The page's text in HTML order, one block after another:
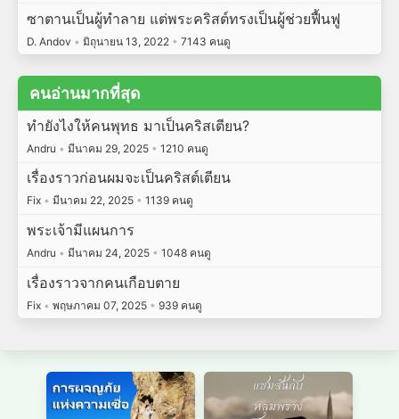
ซาตานเป็นผู้ทำลาย แต่พระคริสต์ทรงเป็นผู้ช่วยฟื้นฟู
D. Andov • มิถุนายน 13, 2022 • 7143 คนดู
คนอ่านมากที่สุด
ทำยังไงให้คนพุทธ มาเป็นคริสเตียน?
Andru • มีนาคม 29, 2025 • 1210 คนดู
เรื่องราวก่อนผมจะเป็นคริสต์เตียน
Fix • มีนาคม 22, 2025 • 1139 คนดู
พระเจ้ามีแผนการ
Andru • มีนาคม 24, 2025 • 1048 คนดู
เรื่องราวจากคนเกือบตาย
Fix • พฤษภาคม 07, 2025 • 939 คนดู